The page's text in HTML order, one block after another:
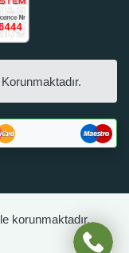
korunmaktadır.